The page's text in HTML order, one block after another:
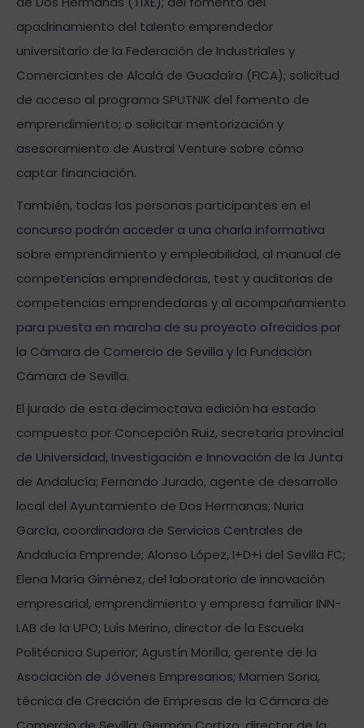
apadrinamiento del talento emprendedor
universitario de la Federación de Industriales y
Comerciantes de Alcalá de Guadaíra (FICA); solicitud
de acceso al programa SPUTNIK del fomento de
emprendimiento; o solicitar mentorización y
asesoramiento de Austral Venture sobre cómo
captar financiación.
También, todas las personas participantes en el
concurso podrán acceder a una charla informativa
sobre emprendimiento y empleabilidad, al manual de
competencias emprendedoras, test y auditorias de
competencias emprendedoras y al acompañamiento
para puesta en marcha de su proyecto ofrecidos por
la Cámara de Comercio de Sevilla y la Fundación
Cámara de Sevilla.
El jurado de esta decimoctava edición ha estado
compuesto por Concepción Ruiz, secretaria provincial
de Universidad, Investigación e Innovación de la Junta
de Andalucía; Fernando Jurado, agente de desarrollo
local del Ayuntamiento de Dos Hermanas; Nuria
García, coordinadora de Servicios Centrales de
Andalucía Emprende; Alonso López, I+D+i del Sevilla FC;
Elena María Giménez, del laboratorio de innovación
empresarial, emprendimiento y empresa familiar INN-
LAB de la UPO; Luis Merino, director de la Escuela
Politécnica Superior; Agustín Morilla, gerente de la
Asociación de Jóvenes Empresarios; Mamen Soria,
técnica de Creación de Empresas de la Cámara de